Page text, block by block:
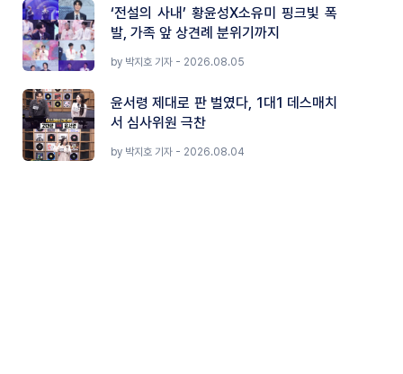
‘전설의 사내’ 황윤성X소유미 핑크빛 폭
발, 가족 앞 상견례 분위기까지
by 박지호 기자 - 2026.08.05
윤서령 제대로 판 벌였다, 1대1 데스매치
서 심사위원 극찬
by 박지호 기자 - 2026.08.04